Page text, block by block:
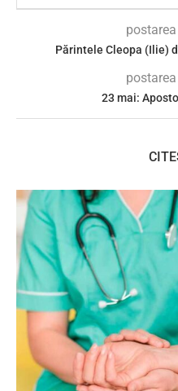
Părintele Cleopa (Ilie)
23 mai: